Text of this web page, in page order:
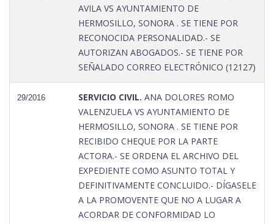
AVILA VS AYUNTAMIENTO DE
HERMOSILLO, SONORA . SE TIENE POR
RECONOCIDA PERSONALIDAD.- SE
AUTORIZAN ABOGADOS.- SE TIENE POR
SEÑALADO CORREO ELECTRÓNICO (12127)
29/2016 SERVICIO CIVIL. ANA DOLORES ROMO
VALENZUELA VS AYUNTAMIENTO DE
HERMOSILLO, SONORA . SE TIENE POR
RECIBIDO CHEQUE POR LA PARTE
ACTORA.- SE ORDENA EL ARCHIVO DEL
EXPEDIENTE COMO ASUNTO TOTAL Y
DEFINITIVAMENTE CONCLUIDO.- DÍGASELE
A LA PROMOVENTE QUE NO A LUGAR A
ACORDAR DE CONFORMIDAD LO